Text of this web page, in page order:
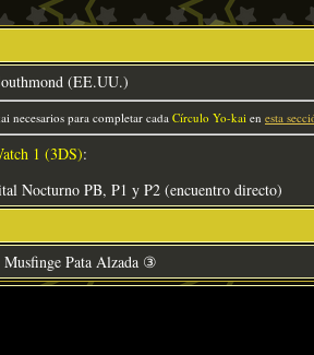
(EE.UU.)
necesarios para completar cada Círculo Yo-kai en esta
1 (3DS):
Nocturno PB, P1 y P2 (encuentro directo)
Pata Alzada ③